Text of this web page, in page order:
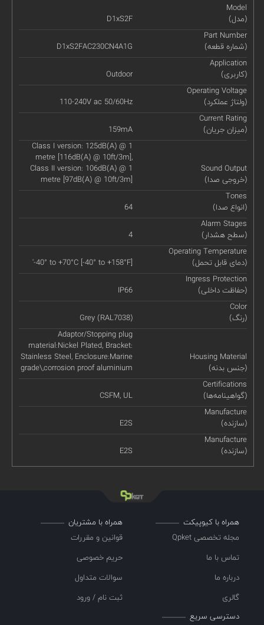
Model
(مدل)
D1xS2F
Part Number
(شماره قطعه)
D1xS2FAC230CN4A1G
Application
(کاربری)
Outdoor
Operating Voltage
(ولتاژ عملکرد)
110-240V ac 50/60Hz
Current Rating
(میزان جریان)
159mA
Sound Output
(خروجی صدا)
Class I version: 125dB(A) @ 1
metre [116dB(A) @ 10ft/3m],
Class II version: 106dB(A) @ 1
metre [97dB(A) @ 10ft/3m]
Tones
(انواع صدا)
64
Alarm Stages
(سطح هشدار)
4
Operating Temperature
(دمای قابل تحمل)
'-40° to +70°C [-40° to +158°F]
Ingress Protection
(حفاظت داخلی)
IP66
Color
(رنگ)
Grey (RAL7038)
Housing Material
(جنس بدنه)
Adaptor/Stopping plug
material:Nickel Plated, Bracket:
Stainless Steel, Enclosure:Marine
grade\,corrosion proof aluminium
Certifications
(گواهینامه‌ها)
CSFM, UL
Manufacture
(سازنده)
E2S
Manufacture
(سازنده)
E2S
همراه با کیوپیکت
مجله تخصصی Qpket
تماس با ما
درباره ما
گالری
همراه با مشتریان
قوانین و مقررات
حریم خصوصی
سوالات متداول
ثبت نام / ورود
دسترسی سریع